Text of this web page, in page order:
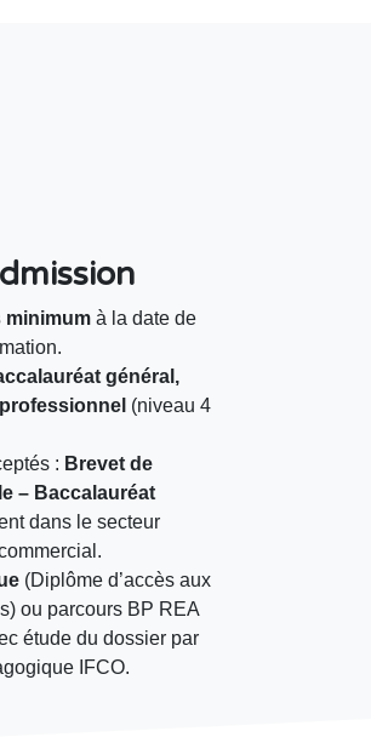
minimum à la date de
général,
(niveau 4
: Brevet de
– Baccalauréat
dans le secteur
(Diplôme d’accès aux
ou parcours BP REA
étude du dossier par
IFCO.